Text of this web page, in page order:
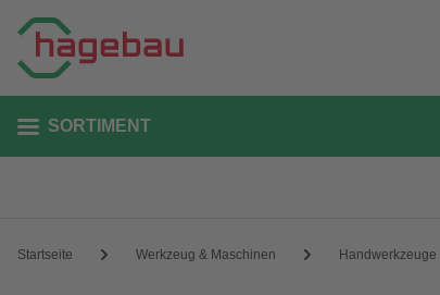
SORTIMENT
Startseite Werkzeug & Maschinen Handwerkzeuge